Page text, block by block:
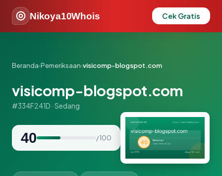
Nikoya10Whois Cek Gratis
Beranda›Pemeriksaan›visicomp-blogspot.com
visicomp-blogspot.com
#334F241D · Sedang
40 / 100